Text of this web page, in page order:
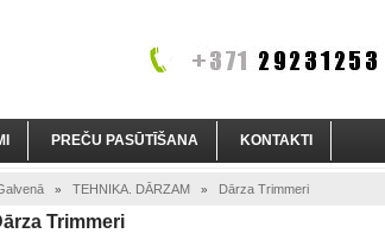
PREČU PASŪTĪŠANA KONTAKTI
» TEHNIKA. DĀRZAM » Dārza Trimmeri
Trimmeri